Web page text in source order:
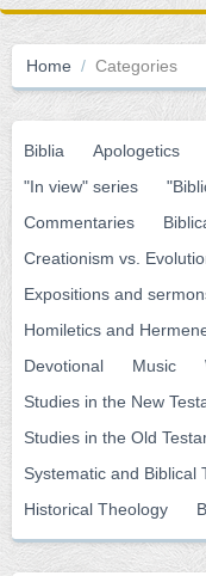
Home / Categories
Biblia Apologetics
"In view" series
Commentaries
Creationism vs.
Expositions and
Homiletics and
Devotional
Music
Studies in the New
Studies in the Old
Systematic and Biblical
Historical Theology